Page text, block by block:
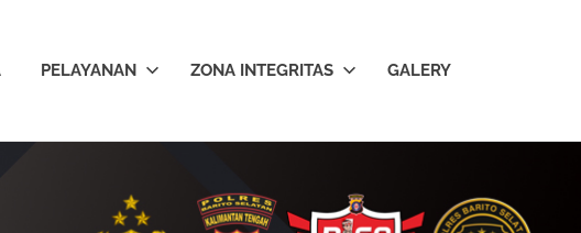
PELAYANAN ZONA INTEGRITAS GALERY